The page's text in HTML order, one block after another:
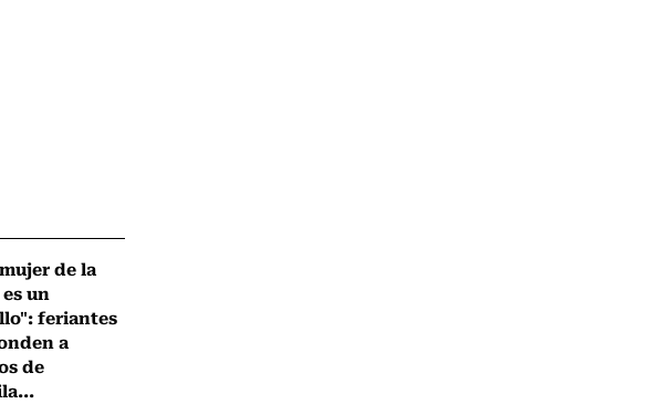
de la
un
feriantes
a
de